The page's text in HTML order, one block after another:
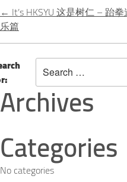
←It’s HKSYU 这是树仁 – 跆
乐篇
Archives
Categories
No categories